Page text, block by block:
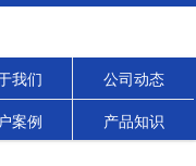
我们 公司动态
案例 产品知识